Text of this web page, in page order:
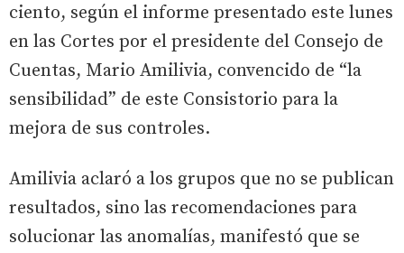
ciento, según el informe presentado este lunes
en las Cortes por el presidente del Consejo de
Cuentas, Mario Amilivia, convencido de “la
sensibilidad” de este Consistorio para la
mejora de sus controles.
Amilivia aclaró a los grupos que no se publican
resultados, sino las recomendaciones para
solucionar las anomalías, manifestó que se